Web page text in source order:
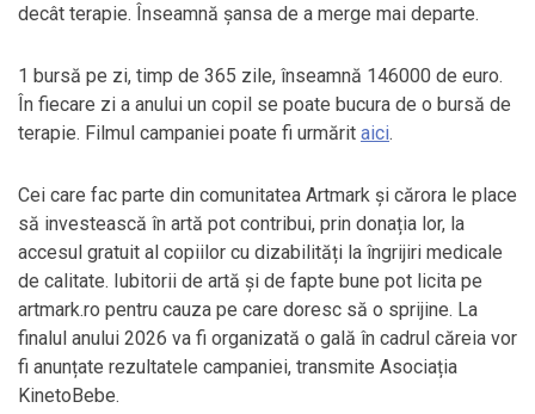
decât terapie. Înseamnă șansa de a merge mai departe.
1 bursă pe zi, timp de 365 zile, înseamnă 146000 de euro.
În fiecare zi a anului un copil se poate bucura de o bursă de
terapie. Filmul campaniei poate fi urmărit aici.
Cei care fac parte din comunitatea Artmark și cărora le place
să investească în artă pot contribui, prin donația lor, la
accesul gratuit al copiilor cu dizabilități la îngrijiri medicale
de calitate. Iubitorii de artă și de fapte bune pot licita pe
artmark.ro pentru cauza pe care doresc să o sprijine. La
finalul anului 2026 va fi organizată o gală în cadrul căreia vor
fi anunțate rezultatele campaniei, transmite Asociația
KinetoBebe.